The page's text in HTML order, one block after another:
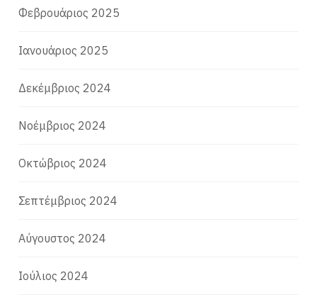
Φεβρουάριος 2025
Ιανουάριος 2025
Δεκέμβριος 2024
Νοέμβριος 2024
Οκτώβριος 2024
Σεπτέμβριος 2024
Αύγουστος 2024
Ιούλιος 2024